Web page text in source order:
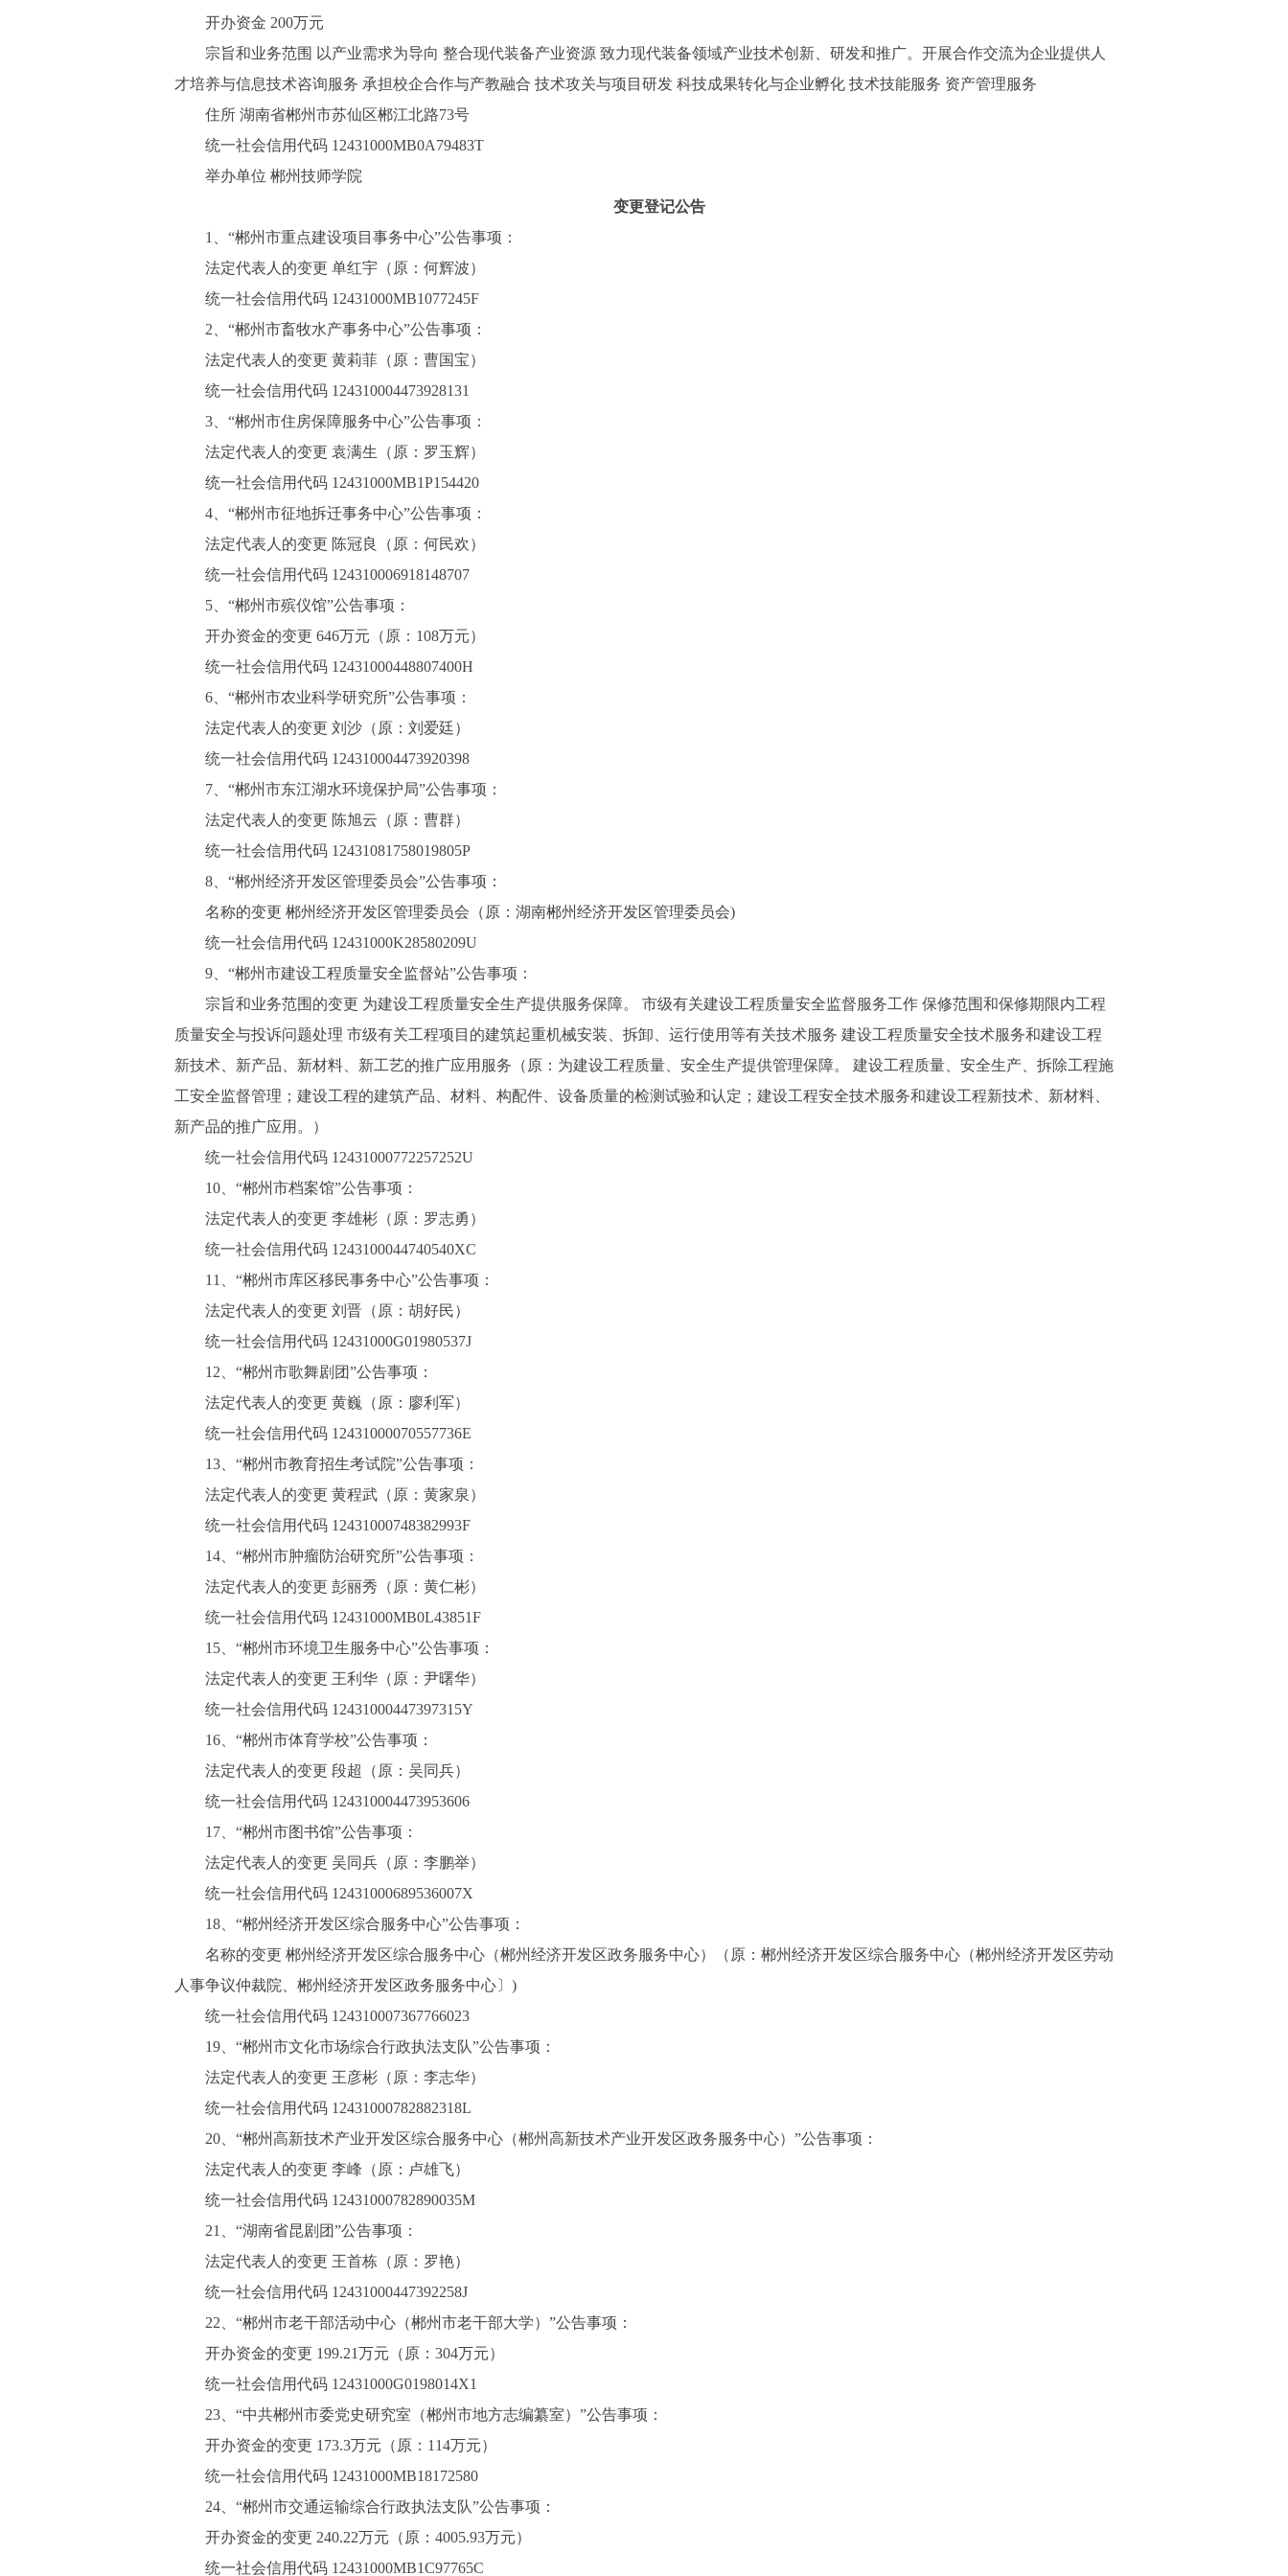
开办资金 200万元
宗旨和业务范围 以产业需求为导向 整合现代装备产业资源 致力现代装备领域产业技术创新、研发和推广。开展合作交流为企业提供人
才培养与信息技术咨询服务 承担校企合作与产教融合 技术攻关与项目研发 科技成果转化与企业孵化 技术技能服务 资产管理服务
住所 湖南省郴州市苏仙区郴江北路73号
统一社会信用代码 12431000MB0A79483T
举办单位 郴州技师学院
变更登记公告
1、“郴州市重点建设项目事务中心”公告事项：
法定代表人的变更 单红宇（原：何辉波）
统一社会信用代码 12431000MB1077245F
2、“郴州市畜牧水产事务中心”公告事项：
法定代表人的变更 黄莉菲（原：曹国宝）
统一社会信用代码 124310004473928131
3、“郴州市住房保障服务中心”公告事项：
法定代表人的变更 袁满生（原：罗玉辉）
统一社会信用代码 12431000MB1P154420
4、“郴州市征地拆迁事务中心”公告事项：
法定代表人的变更 陈冠良（原：何民欢）
统一社会信用代码 124310006918148707
5、“郴州市殡仪馆”公告事项：
开办资金的变更 646万元（原：108万元）
统一社会信用代码 12431000448807400H
6、“郴州市农业科学研究所”公告事项：
法定代表人的变更 刘沙（原：刘爱廷）
统一社会信用代码 124310004473920398
7、“郴州市东江湖水环境保护局”公告事项：
法定代表人的变更 陈旭云（原：曹群）
统一社会信用代码 12431081758019805P
8、“郴州经济开发区管理委员会”公告事项：
名称的变更 郴州经济开发区管理委员会（原：湖南郴州经济开发区管理委员会)
统一社会信用代码 12431000K28580209U
9、“郴州市建设工程质量安全监督站”公告事项：
宗旨和业务范围的变更 为建设工程质量安全生产提供服务保障。 市级有关建设工程质量安全监督服务工作 保修范围和保修期限内工程
质量安全与投诉问题处理 市级有关工程项目的建筑起重机械安装、拆卸、运行使用等有关技术服务 建设工程质量安全技术服务和建设工程
新技术、新产品、新材料、新工艺的推广应用服务（原：为建设工程质量、安全生产提供管理保障。 建设工程质量、安全生产、拆除工程施
工安全监督管理；建设工程的建筑产品、材料、构配件、设备质量的检测试验和认定；建设工程安全技术服务和建设工程新技术、新材料、
新产品的推广应用。）
统一社会信用代码 12431000772257252U
10、“郴州市档案馆”公告事项：
法定代表人的变更 李雄彬（原：罗志勇）
统一社会信用代码 1243100044740540XC
11、“郴州市库区移民事务中心”公告事项：
法定代表人的变更 刘晋（原：胡好民）
统一社会信用代码 12431000G01980537J
12、“郴州市歌舞剧团”公告事项：
法定代表人的变更 黄巍（原：廖利军）
统一社会信用代码 12431000070557736E
13、“郴州市教育招生考试院”公告事项：
法定代表人的变更 黄程武（原：黄家泉）
统一社会信用代码 12431000748382993F
14、“郴州市肿瘤防治研究所”公告事项：
法定代表人的变更 彭丽秀（原：黄仁彬）
统一社会信用代码 12431000MB0L43851F
15、“郴州市环境卫生服务中心”公告事项：
法定代表人的变更 王利华（原：尹曙华）
统一社会信用代码 12431000447397315Y
16、“郴州市体育学校”公告事项：
法定代表人的变更 段超（原：吴同兵）
统一社会信用代码 124310004473953606
17、“郴州市图书馆”公告事项：
法定代表人的变更 吴同兵（原：李鹏举）
统一社会信用代码 12431000689536007X
18、“郴州经济开发区综合服务中心”公告事项：
名称的变更 郴州经济开发区综合服务中心（郴州经济开发区政务服务中心）（原：郴州经济开发区综合服务中心（郴州经济开发区劳动
人事争议仲裁院、郴州经济开发区政务服务中心〕)
统一社会信用代码 124310007367766023
19、“郴州市文化市场综合行政执法支队”公告事项：
法定代表人的变更 王彦彬（原：李志华）
统一社会信用代码 12431000782882318L
20、“郴州高新技术产业开发区综合服务中心（郴州高新技术产业开发区政务服务中心）”公告事项：
法定代表人的变更 李峰（原：卢雄飞）
统一社会信用代码 12431000782890035M
21、“湖南省昆剧团”公告事项：
法定代表人的变更 王首栋（原：罗艳）
统一社会信用代码 12431000447392258J
22、“郴州市老干部活动中心（郴州市老干部大学）”公告事项：
开办资金的变更 199.21万元（原：304万元）
统一社会信用代码 12431000G0198014X1
23、“中共郴州市委党史研究室（郴州市地方志编纂室）”公告事项：
开办资金的变更 173.3万元（原：114万元）
统一社会信用代码 12431000MB18172580
24、“郴州市交通运输综合行政执法支队”公告事项：
开办资金的变更 240.22万元（原：4005.93万元）
统一社会信用代码 12431000MB1C97765C